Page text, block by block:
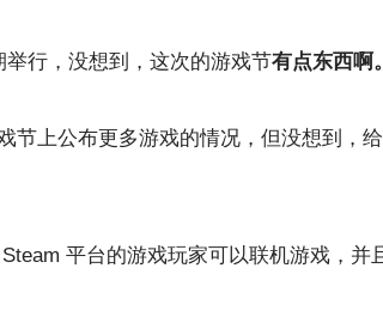
行，没想到，这次的游戏节有点东西啊。
节上公布更多游戏的情况，但没想到，
平台的游戏玩家可以联机游戏，并